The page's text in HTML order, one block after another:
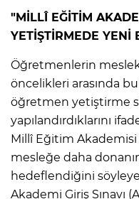
"MİLLÎ EĞİTİM
YETİŞTİRMEDE YENİ
Öğretmenlerin
öncelikleri arasında
öğretmen yetiştirme
yapılandırdıklarını
Millî Eğitim Akademisi
mesleğe daha
hedeflendiğini
Akademi Giriş Sınavı